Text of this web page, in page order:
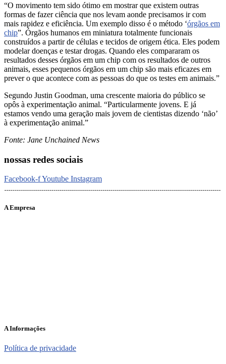
“O movimento tem sido ótimo em mostrar que existem outras
formas de fazer ciência que nos levam aonde precisamos ir com
mais rapidez e eficiência. Um exemplo disso é o método ‘órgãos em
chip”. Órgãos humanos em miniatura totalmente funcionais
construídos a partir de células e tecidos de origem ética. Eles podem
modelar doenças e testar drogas. Quando eles compararam os
resultados desses órgãos em um chip com os resultados de outros
animais, esses pequenos órgãos em um chip são mais eficazes em
prever o que acontece com as pessoas do que os testes em animais.”
Segundo Justin Goodman, uma crescente maioria do público se
opôs à experimentação animal. “Particularmente jovens. E já
estamos vendo uma geração mais jovem de cientistas dizendo ‘não’
à experimentação animal.”
Fonte: Jane Unchained News
nossas redes sociais
Facebook-fYoutube Instagram
A Empresa
A Informações
Política de privacidade